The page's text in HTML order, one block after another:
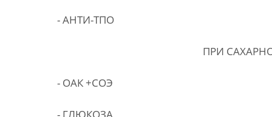
- АНТИ-ТПО
ПРИ САХАРНОМ
- ОАК +СОЭ